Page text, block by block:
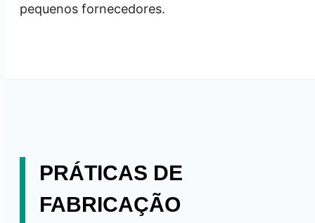
pequenos fornecedores.
PRÁTICAS DE
FABRICAÇÃO